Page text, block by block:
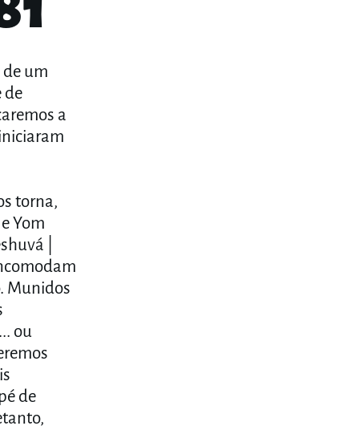
um
a
torna,
Munidos
ou
de